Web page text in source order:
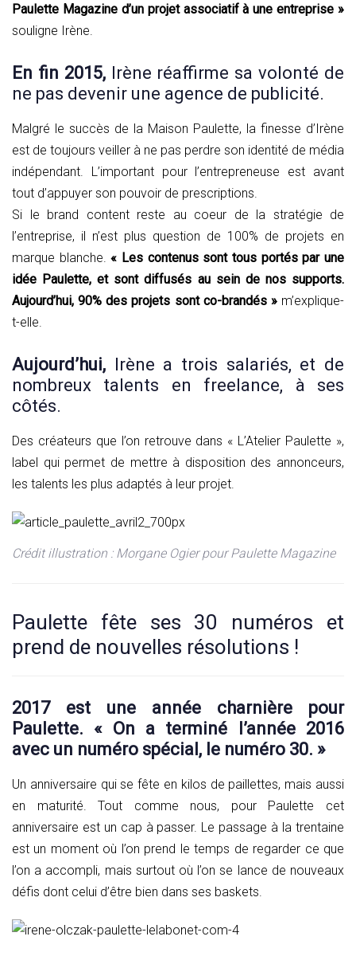
Paulette Magazine d’un projet associatif à une entreprise »
souligne Irène.
En fin 2015,Irène réaffirme sa volonté de
ne pas devenir une agence de publicité.
Malgré le succès de la Maison Paulette, la finesse d’Irène
est de toujours veiller à ne pas perdre son identité de média
indépendant. L’important pour l’entrepreneuse est avant
tout d’appuyer son pouvoir de prescriptions.
Si le brand content reste au coeur de la stratégie de
l’entreprise, il n’est plus question de 100% de projets en
marque blanche.« Les contenus sont tous portés par une
idée Paulette, et sont diffusés au sein de nos supports.
Aujourd’hui, 90% des projets sont co-brandés »m’explique-
t-elle.
Aujourd’hui, Irène a trois salariés, et de
nombreux talents en freelance, à ses
côtés.
Des créateurs que l’on retrouve dans « L’Atelier Paulette »,
label qui permet de mettre à disposition des annonceurs,
les talents les plus adaptés à leur projet.
Crédit illustration : Morgane Ogier pour Paulette Magazine
Paulette fête ses 30 numéros et
prend de nouvelles résolutions !
2017 est une année charnière pour
Paulette. « On a terminé l’année 2016
avec un numéro spécial, le numéro 30. »
Un anniversaire qui se fête en kilos de paillettes, mais aussi
en maturité. Tout comme nous, pour Paulette cet
anniversaire est un cap à passer. Le passage à la trentaine
est un moment où l’on prend le temps de regarder ce que
l’on a accompli, mais surtout où l’on se lance de nouveaux
défis dont celui d’être bien dans ses baskets.